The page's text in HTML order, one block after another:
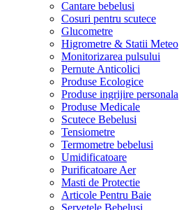
Cantare bebelusi
Cosuri pentru scutece
Glucometre
Higrometre & Statii Meteo
Monitorizarea pulsului
Pernute Anticolici
Produse Ecologice
Produse ingrijire personala
Produse Medicale
Scutece Bebelusi
Tensiometre
Termometre bebelusi
Umidificatoare
Purificatoare Aer
Masti de Protectie
Articole Pentru Baie